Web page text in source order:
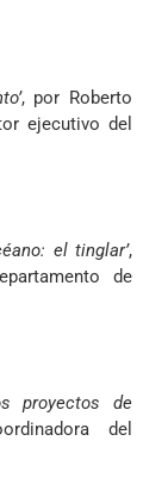
, por Roberto
ejecutivo del
el tinglar’,
de
proyectos de
del